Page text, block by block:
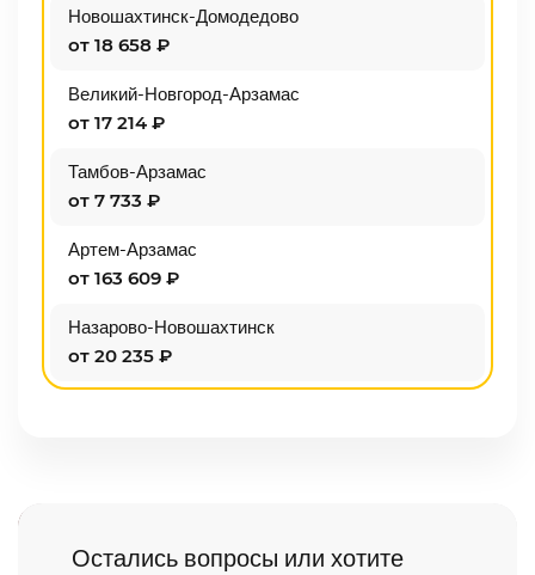
Новошахтинск-Домодедово
от 18 658 ₽
Великий-Новгород-Арзамас
от 17 214 ₽
Тамбов-Арзамас
от 7 733 ₽
Артем-Арзамас
от 163 609 ₽
Назарово-Новошахтинск
от 20 235 ₽
Остались вопросы или хотите